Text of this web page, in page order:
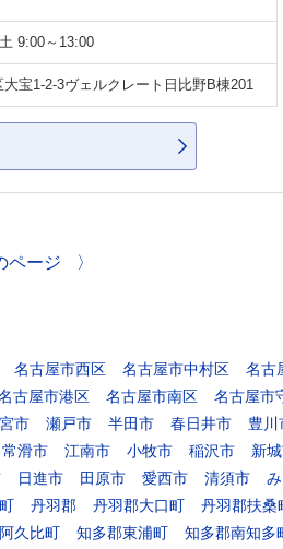
9:00～13:00
宝1-2-3ヴェルクレート日比野B棟201
ページ 〉
名古屋市西区 名古屋市中村区
名古
古屋市港区 名古屋市南区
名古屋市
市 瀬戸市 半田市 春日井市
豊川
常滑市 江南市 小牧市 稲沢市
新
日進市 田原市 愛西市 清須市
丹羽郡 丹羽郡大口町
丹羽郡扶桑
久比町 知多郡東浦町 知多郡南知多